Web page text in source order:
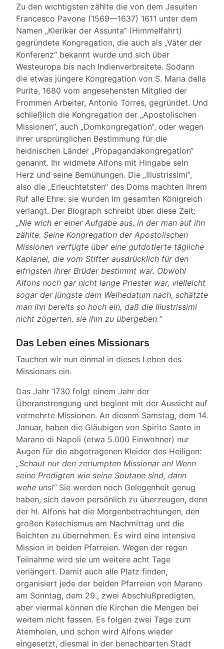
Zu den wichtigsten zählte die von dem Jesuiten
Francesco Pavone (1569—1637) 1611 unter dem
Namen „Kleriker der Assunta“ (Himmelfahrt)
gegründete Kongregation, die auch als „Väter der
Konferenz“ bekannt wurde und sich über
Westeuropa bis nach Indienverbreitete. Sodann
die etwas jüngere Kongregation von S. Maria della
Purita, 1680 vom angesehensten Mitglied der
Frommen Arbeiter, Antonio Torres, gegründet. Und
schließlich die Kongregation der „Apostolischen
Missionen“, auch „Domkongregation“, oder wegen
ihrer ursprünglichen Bestimmung für die
heidnischen Länder „Propagandakongregation“
genannt. Ihr widmete Alfons mit Hingabe sein
Herz und seine Bemühungen. Die „Illustrissimi“,
also die „Erleuchtetsten“ des Doms machten ihrem
Ruf alle Ehre: sie wurden im gesamten Königreich
verlangt. Der Biograph schreibt über diese Zeit:
„Nie wich er einer Aufgabe aus, in der man auf ihn
zählte. Seine Kongregation der Apostolischen
Missionen verfügte über eine gutdotierte tägliche
Kaplanei, die vom Stifter ausdrücklich für den
eifrigsten ihrer Brüder bestimmt war. Obwohl
Alfons noch gar nicht lange Priester war, vielleicht
sogar der jüngste dem Weihedatum nach, schätzte
man ihn bereits so hoch ein, daß die Illustrissimi
nicht zögerten, sie ihm zu übergeben.“
Das Leben eines Missionars
Tauchen wir nun einmal in dieses Leben des
Missionars ein.
Das Jahr 1730 folgt einem Jahr der
Überanstrengung und beginnt mit der Aussicht auf
vermehrte Missionen. An diesem Samstag, dem 14.
Januar, haben die Gläubigen von Spirito Santo in
Marano di Napoli (etwa 5.000 Einwohner) nur
Augen für die abgetragenen Kleider des Heiligen:
„Schaut nur den zerlumpten Missionar an! Wenn
seine Predigten wie seine Soutane sind, dann
wehe uns!“Sie werden noch Gelegenheit genug
haben, sich davon persönlich zu überzeugen, denn
der hl. Alfons hat die Morgenbetrachtungen, den
großen Katechismus am Nachmittag und die
Beichten zu übernehmen. Es wird eine intensive
Mission in beiden Pfarreien. Wegen der regen
Teilnahme wird sie um weitere acht Tage
verlängert. Damit auch alle Platz finden,
organisiert jede der beiden Pfarreien von Marano
am Sonntag, dem 29., zwei Abschlußpredigten,
aber viermal können die Kirchen die Mengen bei
weitem nicht fassen. Es folgen zwei Tage zum
Atemholen, und schon wird Alfons wieder
eingesetzt, diesmal in der benachbarten Stadt